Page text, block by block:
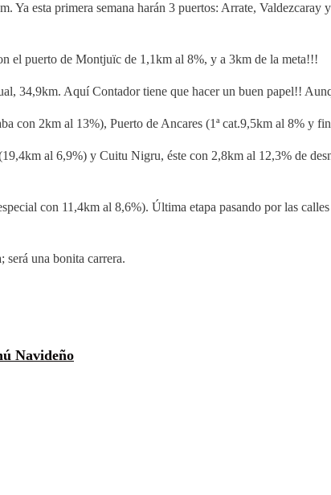
Ya esta primera semana harán 3 puertos: Arrate, Valdezcaray
el puerto de Montjuïc de 1,1km al 8%, y a 3km de la meta!!!
34,9km. Aquí Contador tiene que hacer un buen papel!!
con 2km al 13%), Puerto de Ancares (1ª cat.9,5km al 8% y
(19,4km al 6,9%) y Cuitu Nigru, éste con 2,8km al 12,3% de
con 11,4km al 8,6%). Última etapa pasando por las
será una bonita carrera.
Navideño